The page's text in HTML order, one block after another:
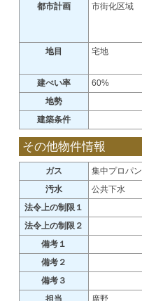
都市計画
市街化区域
地目
宅地
建ぺい率
60%
地勢
建築条件
その他物件情報
ガス 集中プロパン
汚水
公共下水
法令上の制限１
法令上の制限２
備考１
備考２
備考３
担当
廣野